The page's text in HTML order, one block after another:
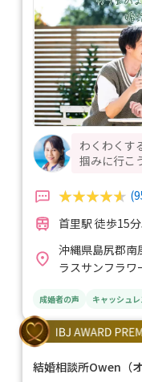
わくわくす
掴みに行こ
首里駅 徒歩15
沖縄県島尻郡南
ラスサンフラワ
成婚者の声 キャッシュレ
結婚相談所Owen（オ